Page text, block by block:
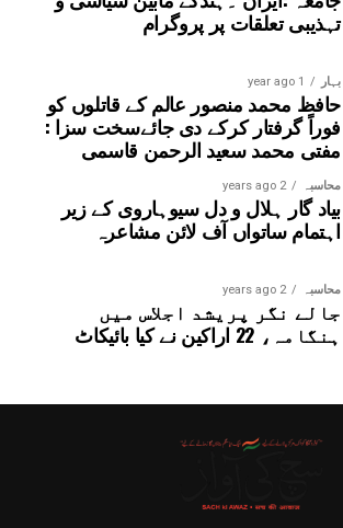
تہذیبی تعلقات پر پروگرام
بہار 1 year ago
حافظ محمد منصور عالم کے قاتلوں کو
فوراً گرفتار کرکے دی جائےسخت سزا :
مفتی محمد سعید الرحمن قاسمی
محاسبہ 2 years ago
بیاد گار ہلال و دل سیوہاروی کے زیر
اہتمام ساتواں آف لائن مشاعرہ
محاسبہ 2 years ago
جالے نگر پریشد اجلاس میں
ہنگامہ، 22 اراکین نے کیا بائیکاٹ